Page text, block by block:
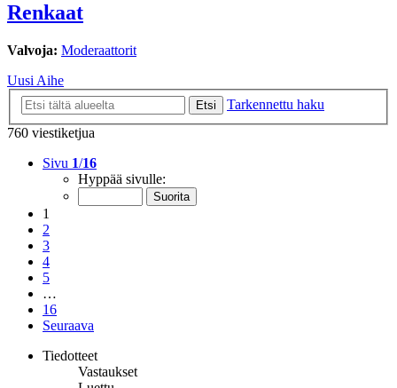
Renkaat
Valvoja: Moderaattorit
Uusi Aihe
Etsi
Tarkennettu haku
760 viestiketjua
Sivu 1/16
Hyppää sivulle:
1
2
3
4
5
…
16
Seuraava
Tiedotteet
Vastaukset